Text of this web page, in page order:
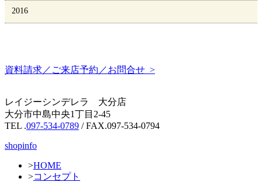
2016
資料請求／ご来店予約／お問合せ >
レイジーシンデレラ 大分店
大分市中島中央1丁目2-45
TEL .097-534-0789 / FAX.097-534-0794
shopinfo
>HOME
>コンセプト